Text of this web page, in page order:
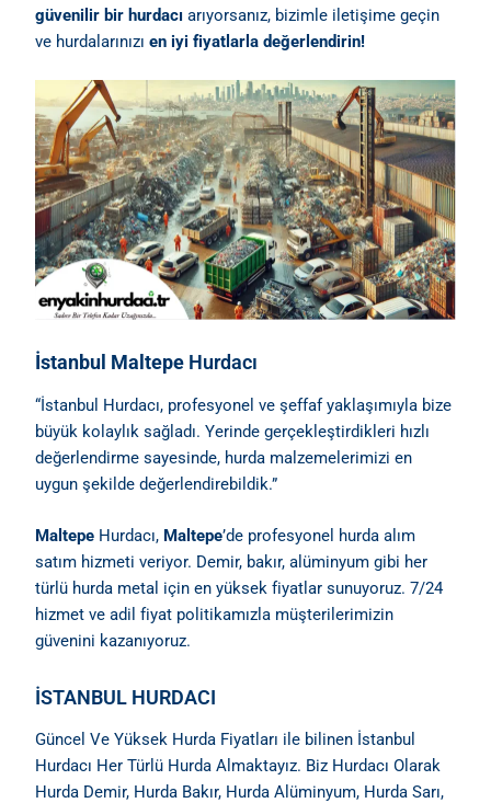
güvenilir bir hurdacı arıyorsanız, bizimle iletişime geçin
ve hurdalarınızıen iyi fiyatlarla değerlendirin!
İstanbul Maltepe Hurdacı
“İstanbul Hurdacı, profesyonel ve şeffaf yaklaşımıyla bize
büyük kolaylık sağladı. Yerinde gerçekleştirdikleri hızlı
değerlendirme sayesinde, hurda malzemelerimizi en
uygun şekilde değerlendirebildik.”
Maltepe Hurdacı, Maltepe’de profesyonel hurda alım
satım hizmeti veriyor. Demir, bakır, alüminyum gibi her
türlü hurda metal için en yüksek fiyatlar sunuyoruz. 7/24
hizmet ve adil fiyat politikamızla müşterilerimizin
güvenini kazanıyoruz.
İSTANBUL HURDACI
Güncel Ve Yüksek Hurda Fiyatları ile bilinen İstanbul
Hurdacı Her Türlü Hurda Almaktayız. Biz Hurdacı Olarak
Hurda Demir, Hurda Bakır, Hurda Alüminyum, Hurda Sarı,